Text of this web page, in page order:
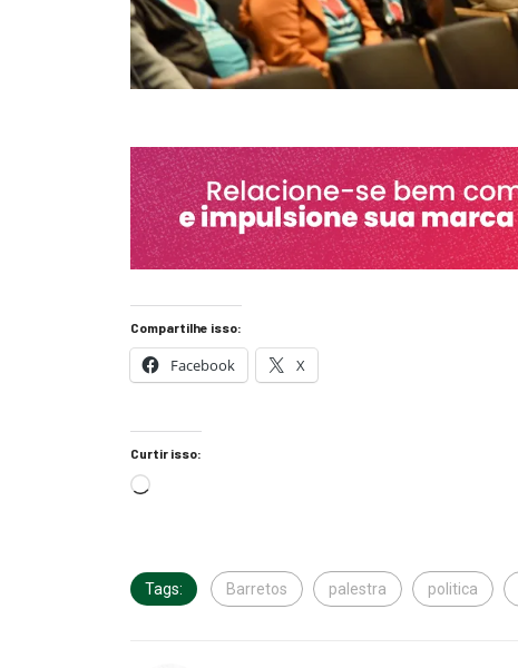
Compartilhe isso:
Facebook X
Curtir isso:
Tags: Barretos palestra politica